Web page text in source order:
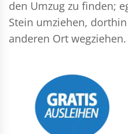
den Umzug zu finden;
Stein umziehen,
anderen Ort wegziehen.